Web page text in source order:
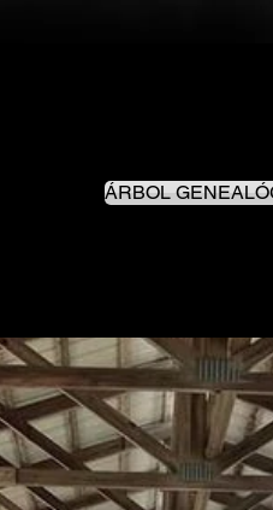
ÁRBOL